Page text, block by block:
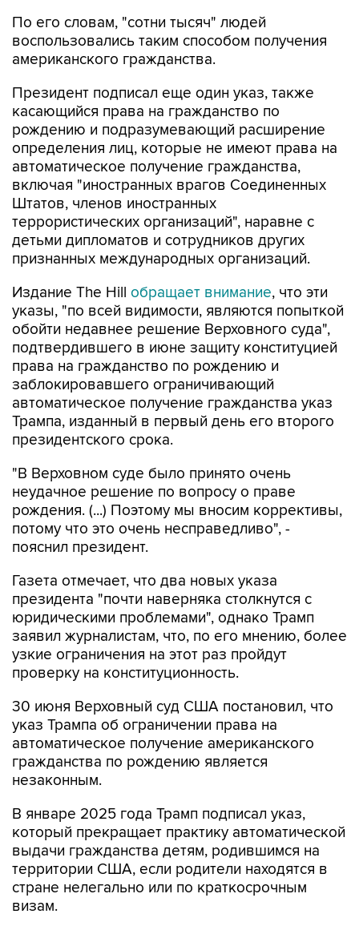
По его словам, "сотни тысяч" людей
воспользовались таким способом получения
американского гражданства.
Президент подписал еще один указ, также
касающийся права на гражданство по
рождению и подразумевающий расширение
определения лиц, которые не имеют права на
автоматическое получение гражданства,
включая "иностранных врагов Соединенных
Штатов, членов иностранных
террористических организаций", наравне с
детьми дипломатов и сотрудников других
признанных международных организаций.
Издание The Hill обращает внимание, что эти
указы, "по всей видимости, являются попыткой
обойти недавнее решение Верховного суда",
подтвердившего в июне защиту конституцией
права на гражданство по рождению и
заблокировавшего ограничивающий
автоматическое получение гражданства указ
Трампа, изданный в первый день его второго
президентского срока.
"В Верховном суде было принято очень
неудачное решение по вопросу о праве
рождения. (...) Поэтому мы вносим коррективы,
потому что это очень несправедливо", -
пояснил президент.
Газета отмечает, что два новых указа
президента "почти наверняка столкнутся с
юридическими проблемами", однако Трамп
заявил журналистам, что, по его мнению, более
узкие ограничения на этот раз пройдут
проверку на конституционность.
30 июня Верховный суд США постановил, что
указ Трампа об ограничении права на
автоматическое получение американского
гражданства по рождению является
незаконным.
В январе 2025 года Трамп подписал указ,
который прекращает практику автоматической
выдачи гражданства детям, родившимся на
территории США, если родители находятся в
стране нелегально или по краткосрочным
визам.